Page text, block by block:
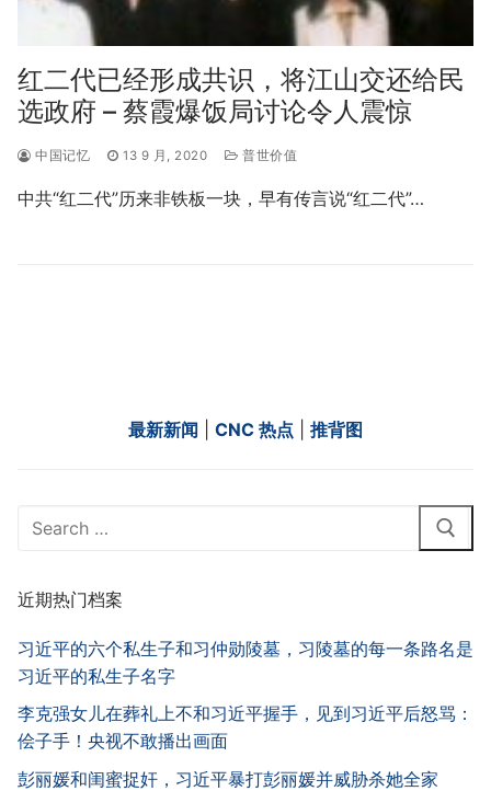
红二代已经形成共识，将江山交还给民
选政府 – 蔡霞爆饭局讨论令人震惊
中国记忆 13 9 月, 2020 普世价值
中共“红二代”历来非铁板一块，早有传言说“红二代”…
最新新闻 CNC 热点 推背图
Search
近期热门档案
习近平的六个私生子和习仲勋陵墓，习陵墓的每一条路名是
习近平的私生子名字
李克强女儿在葬礼上不和习近平握手，见到习近平后怒骂：
侩子手！央视不敢播出画面
彭丽媛和闺蜜捉奸，习近平暴打彭丽媛并威胁杀她全家